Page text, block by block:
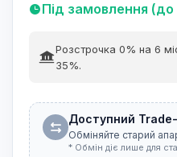
Під замовлення (до
Розстрочка 0% на 6
35%.
Доступний
Обміняйте старий
* Обмін діє лише для